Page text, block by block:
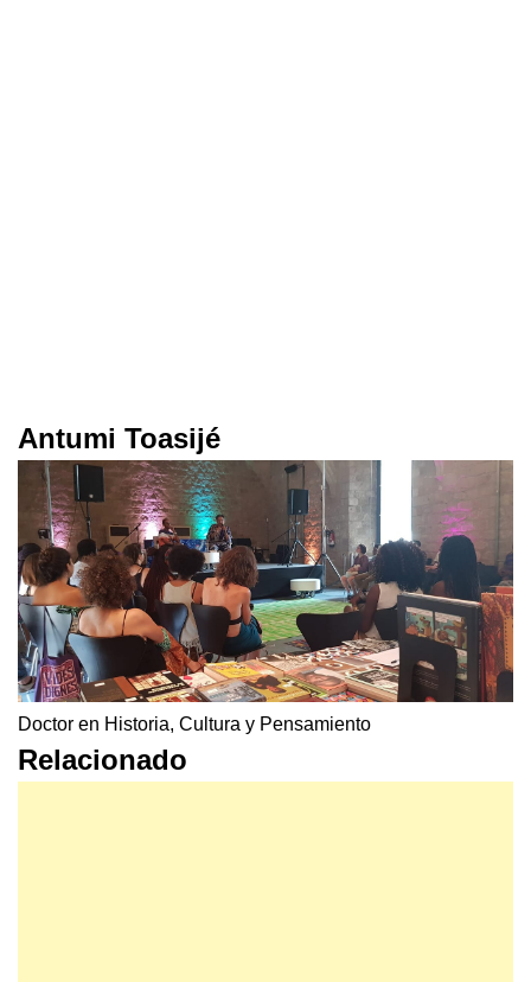
Antumi Toasijé
Doctor en Historia, Cultura y Pensamiento
Relacionado